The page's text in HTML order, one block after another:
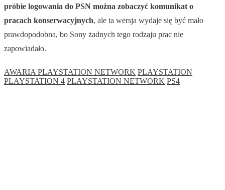
próbie logowania do PSN można zobaczyć komunikat o
pracach konserwacyjnych, ale ta wersja wydaje się być mało
prawdopodobna, bo Sony żadnych tego rodzaju prac nie
zapowiadało.
AWARIA PLAYSTATION NETWORK PLAYSTATION
PLAYSTATION 4 PLAYSTATION NETWORK PS4